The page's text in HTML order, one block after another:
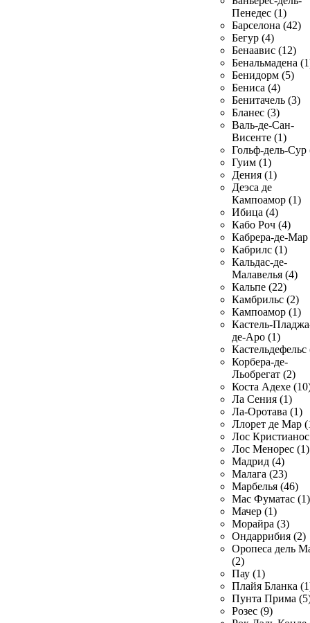
Пенедес (1)
Барселона (42)
Бегур (4)
Бенаавис (12)
Бенальмадена
Бенидорм (5)
Бениса (4)
Бенитачель (3)
Бланес (3)
Валь-де-Сан-
Висенте (1)
Гольф-дель-Сур
Гуим (1)
Дения (1)
Деэса де
Кампоамор (1)
Ибица (4)
Кабо Роч (4)
Кабрера-де-Мар
Кабрилс (1)
Кальдас-де-
Малавелья (4)
Кальпе (22)
Камбрильс (2)
Кампоамор (1)
Кастель-
де-Аро (1)
Кастельдефельс
Корбера-де-
Льобрегат (2)
Коста Адехе
Ла Сения (1)
Ла-Оротава (1)
Ллорет де Мар
Лос
Лос Менорес (1)
Мадрид (4)
Малага (23)
Марбелья (46)
Мас Фуматас (1)
Мачер (1)
Морайра (3)
Ондаррибия (2)
Оропеса дель
(2)
Пау (1)
Плайя Бланка
Пунта Прима
Розес (9)